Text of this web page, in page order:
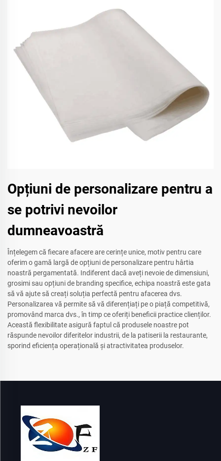
Opțiuni de personalizare pentru a
se potrivi nevoilor
dumneavoastră
Înțelegem că fiecare afacere are cerințe unice, motiv pentru care
oferim o gamă largă de opțiuni de personalizare pentru hârtia
noastră pergamentată. Indiferent dacă aveți nevoie de dimensiuni,
grosimi sau opțiuni de branding specifice, echipa noastră este gata
să vă ajute să creați soluția perfectă pentru afacerea dvs.
Personalizarea vă permite să vă diferențiați pe o piață competitivă,
promovând marca dvs., în timp ce oferiți beneficii practice clienților.
Această flexibilitate asigură faptul că produsele noastre pot
răspunde nevoilor diferitelor industrii, de la patiserii la restaurante,
sporind eficiența operațională și atractivitatea produselor.